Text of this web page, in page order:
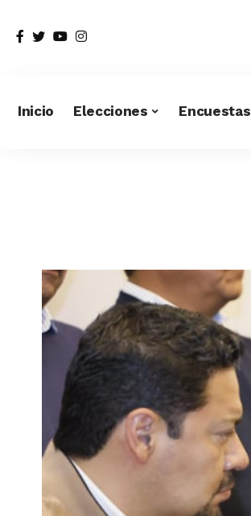
Inicio Elecciones Encuestas